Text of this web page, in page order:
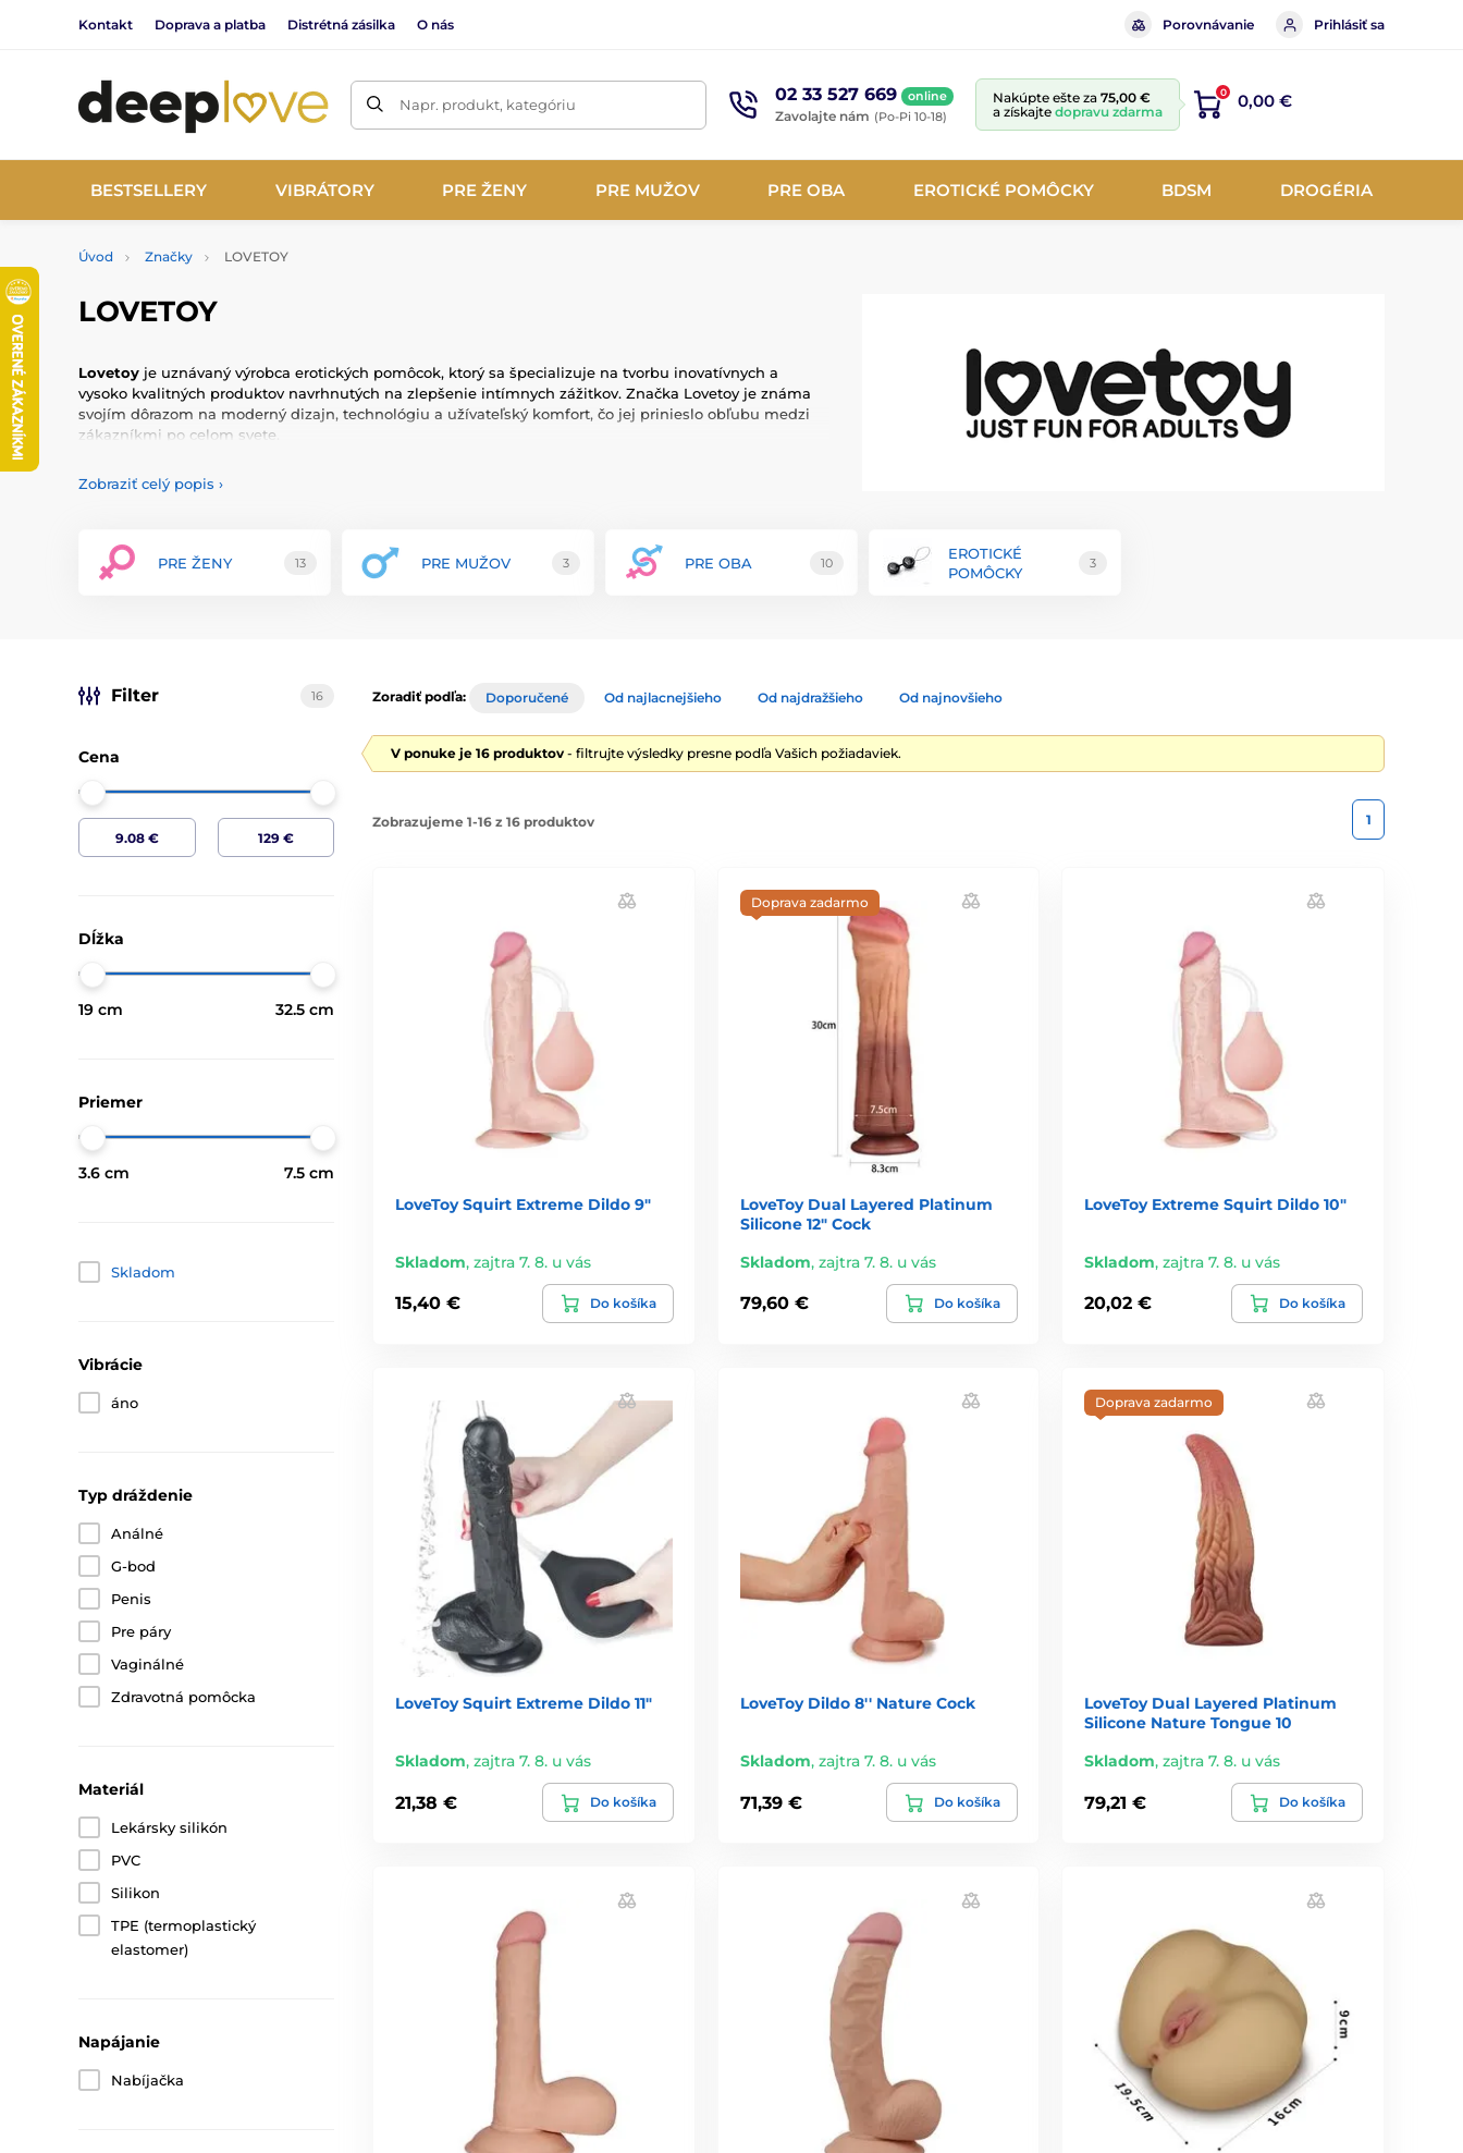
Kontakt Doprava a platba Distrétná zásilka O nás Porovnávanie Prihlásiť sa
Napr. produkt, kategóriu 02 33 527 669 online
Zavolajte nám (Po-Pi 10-18)
Nakúpte ešte za 75,00 €
a získajte dopravu zdarma
0 0,00 €
BESTSELLERY VIBRÁTORY PRE ŽENY PRE MUŽOV PRE OBA EROTICKÉ POMÔCKY BDSM DROGÉRIA
Úvod Značky LOVETOY
LOVETOY
Lovetoy je uznávaný výrobca erotických pomôcok, ktorý sa špecializuje na tvorbu inovatívnych a
vysoko kvalitných produktov navrhnutých na zlepšenie intímnych zážitkov. Značka Lovetoy je známa
svojím dôrazom na moderný dizajn, technológiu a užívateľský komfort, čo jej prinieslo obľubu medzi
zákazníkmi po celom svete.
hypoalergénne, neporézne a bezpečné pre telo. Tento materiál zaručuje maximálnu bezpečnosť,
Sortiment značky Lovetoy zahŕňa širokú škálu erotických pomôcok vrátane vibrátorov, dild, análnych
Lovetoy kladie veľký dôraz na estetiku a diskrétnosť svojich výrobkov, pričom každý kus je navrhnutý s
údržbu každého produktu, čo zaručuje maximálnu spokojnosť zákazníkov.
S Lovetoy si môžete byť istí, že získate produkty, ktoré kombinujú inováciu, kvalitu a štýl, aby poskytli
jedinečné a nezabudnuteľné intímne zážitky. Objavte nové dimenzie potešenia s produktmi od
Lovetoy.
Zobraziť celý popis ›
PRE ŽENY 13 PRE MUŽOV 3 PRE OBA 10
EROTICKÉ
POMÔCKY
3
Filter 16
Cena
Dĺžka
19 cm 32.5 cm
Priemer
3.6 cm 7.5 cm
Skladom
Vibrácie
áno
Typ dráždenie
Análné
G-bod
Penis
Pre páry
Vaginálné
Zdravotná pomôcka
Materiál
Lekársky silikón
PVC
Silikon
TPE (termoplastický
elastomer)
Napájanie
Nabíjačka
Zoradiť podľa: Doporučené Od najlacnejšieho Od najdražšieho Od najnovšieho
V ponuke je 16 produktov - filtrujte výsledky presne podľa Vašich požiadaviek.
Zobrazujeme 1-16 z 16 produktov 1
LoveToy Squirt Extreme Dildo 9"
Skladom, zajtra 7. 8. u vás
15,40 € Do košíka
Doprava zadarmo
LoveToy Dual Layered Platinum
Silicone 12" Cock
Skladom, zajtra 7. 8. u vás
79,60 € Do košíka
LoveToy Extreme Squirt Dildo 10"
Skladom,zajtra 7. 8. u vás
20,02 € Do košíka
LoveToy Squirt Extreme Dildo 11"
Skladom, zajtra 7. 8. u vás
21,38 € Do košíka
LoveToy Dildo 8'' Nature Cock
Skladom, zajtra 7. 8. u vás
71,39 € Do košíka
Doprava zadarmo
LoveToy Dual Layered Platinum
Silicone Nature Tongue 10
Skladom,zajtra 7. 8. u vás
79,21 € Do košíka